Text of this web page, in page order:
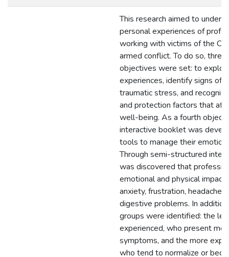
This research aimed to
personal experiences of
working with victims of the
armed conflict. To do so, three
objectives were set: to
experiences, identify signs of
traumatic stress, and
and protection factors that
well-being. As a fourth
interactive booklet was
tools to manage their
Through semi-structured
was discovered that
emotional and physical
anxiety, frustration, headaches
digestive problems. In
groups were identified: the
experienced, who present
symptoms, and the more
who tend to normalize or